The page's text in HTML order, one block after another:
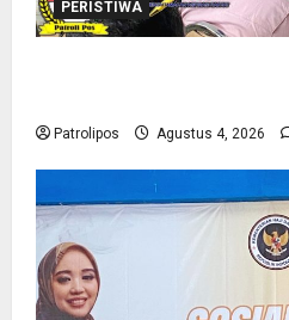
PERISTIWA
Patrolipos Agustus 4, 2026